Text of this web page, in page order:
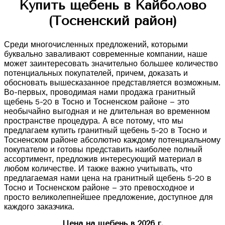
Купить щебень в Кайболово
(Тосненский район)
Среди многочисленных предложений, которыми
буквально заваливают современные компании, наше
может заинтересовать значительно большее количество
потенциальных покупателей, причем, доказать и
обосновать вышесказанное представляется возможным.
Во-первых, проводимая нами продажа гранитный
щебень 5-20 в Тосно и Тосненском районе – это
необычайно выгодная и не длительная во временном
пространстве процедура. А все потому, что мы
предлагаем купить гранитный щебень 5-20 в Тосно и
Тосненском районе абсолютно каждому потенциальному
покупателю и готовы представить наиболее полный
ассортимент, предложив интересующий материал в
любом количестве. И также важно учитывать, что
предлагаемая нами цена на гранитный щебень 5-20 в
Тосно и Тосненском районе – это превосходное и
просто великолепнейшее предложение, доступное для
каждого заказчика.